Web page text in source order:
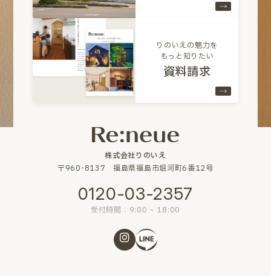
りのいえの魅力を
もっと知りたい
資料請求
株式会社りのいえ
〒960-8137 福島県福島市堀河町6番12号
0120-03-2357
受付時間：9:00 ~ 18:00